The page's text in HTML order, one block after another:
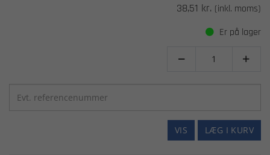
38,51 kr. (inkl. moms)
Er på lager
 
LÆG I KURV
VIS